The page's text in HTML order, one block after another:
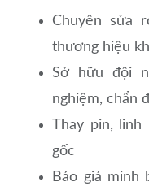
Chuyên sửa
thương hiệu
Sở hữu đội
nghiệm, chẩn
Thay pin, linh
gốc
Báo giá minh